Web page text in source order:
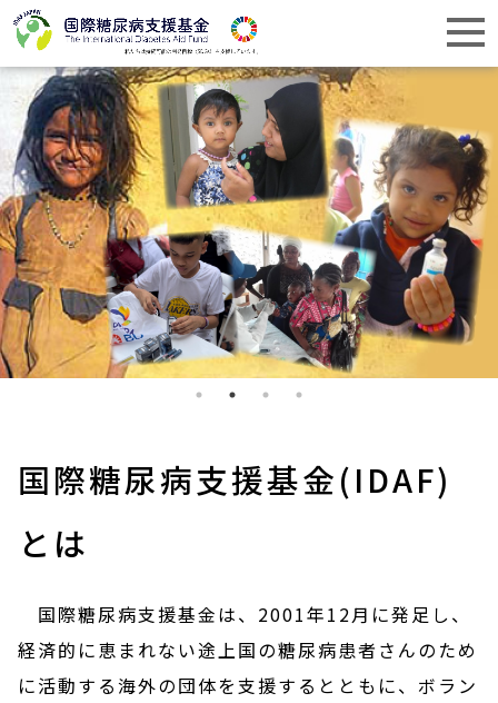
国際糖尿病支援基金(IDAF)
とは
国際糖尿病支援基金は、2001年12月に発足し、
経済的に恵まれない途上国の糖尿病患者さんのため
に活動する海外の団体を支援するとともに、ボラン